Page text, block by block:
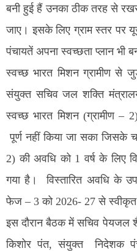
बनी हुई हैं उनका ठीक तरह से
जाए। इसके लिए ग्राम स्तर पर
पंचायतें अपना स्वच्छता प्लान भी
स्वच्छ भारत मिशन ग्रामीण से
संयुक्त सचिव जल शक्ति
स्वच्छ भारत मिशन (ग्रामीण –
पूर्ण नहीं किया जा सका जिसके
2) की अवधि को 1 वर्ष के लिए
गया है। विस्तारित अवधि के
फेज – 3 को 2026- 27 से स्वीकृत
इस दौरान बैठक में सचिव
किशोर पंत, संयुक्त निदेशक